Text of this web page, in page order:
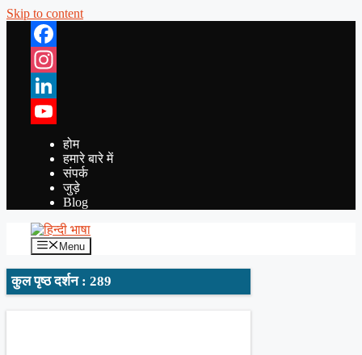
Skip to content
Facebook
Instagram
LinkedIn
YouTube
होम
हमारे बारे में
संपर्क
जुड़े
Blog
Menu
कुल पृष्ठ दर्शन : 289